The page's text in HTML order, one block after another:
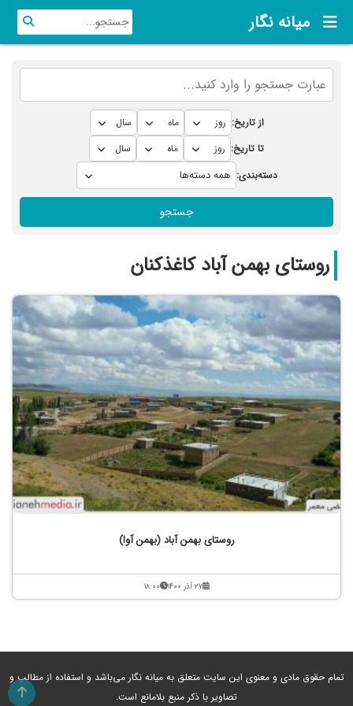
میانه نگار
از تاریخ:
تا تاریخ:
دسته‌بندی:
جستجو
روستای بهمن آباد کاغذکنان
روستای بهمن آباد (بهمن آوا)
۲۷ آذر ۱۴۰۰ ۱۸:۰۰
تمام حقوق مادی و معنوی این سایت متعلق به میانه نگار می‌باشد و استفاده از مطالب و
تصاویر با ذکر منبع بلامانع است.